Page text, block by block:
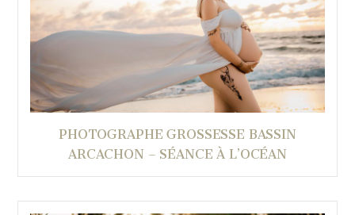
PHOTOGRAPHE GROSSESSE BASSIN
ARCACHON – SÉANCE À L’OCÉAN